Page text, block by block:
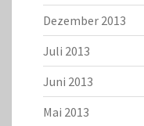
Dezember 2013
Juli 2013
Juni 2013
Mai 2013